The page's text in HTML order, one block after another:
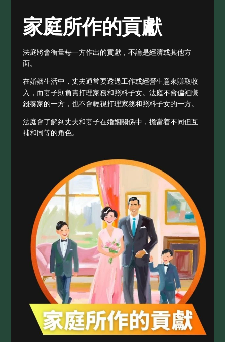
家庭所作的貢獻
法庭將會衡量每一方作出的貢獻，不論是經濟或其他方
面。
在婚姻生活中，丈夫通常要透過工作或經營生意來賺取收
入，而妻子則負責打理家務和照料子女。法庭不會偏袒賺
錢養家的一方，也不會輕視打理家務和照料子女的一方。
法庭會了解到丈夫和妻子在婚姻關係中，擔當着不同但互
補和同等的角色。